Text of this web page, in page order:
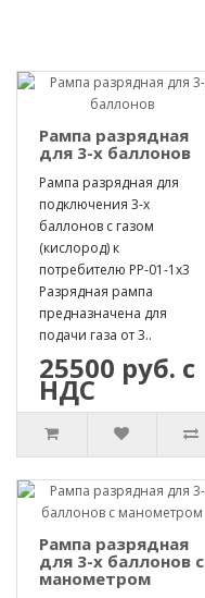
Рампа разрядная
для 3-х баллонов
Рампа разрядная для
подключения 3-х
баллонов с газом
(кислород) к
потребителю РР-01-1х3
Разрядная рампа
предназначена для
подачи газа от 3..
25500 руб. с
НДС
Рампа разрядная
для 3-х баллонов с
манометром